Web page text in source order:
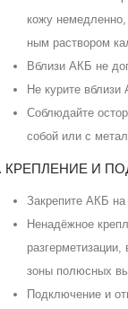
кожу
ным раствором
Вблизи АКБ не
Не курите вблизи
Соблюдайте
собой или с
КРЕПЛЕНИЕ И
Закрепите АКБ на
Ненадёжное
зоны полюсных
Подключение и